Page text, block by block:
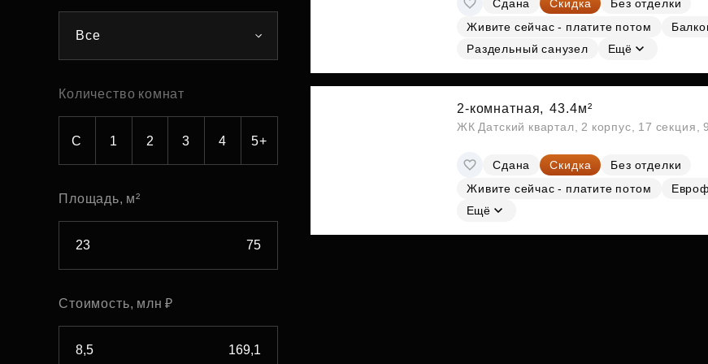
Субсидии
Все
Количество комнат
С 1 2 3 4 5+
Площадь, м²
Стоимость, млн ₽
Сдана Скидка
Без отделки
Живите сейчас - платите потом
Раздельный санузел
Ещё
2-комнатная, 43.4м²
ЖК Датский квартал, 2 корпус, 17
Сдана Скидка
Без отделки
Живите сейчас - платите потом
Ещё